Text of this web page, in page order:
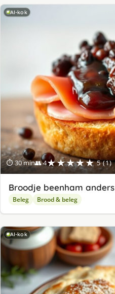
AI-kok
⏱ 30 min👥 4★★★★★ 5 (1)
Broodje beenham anders
Beleg Brood & beleg
AI-kok